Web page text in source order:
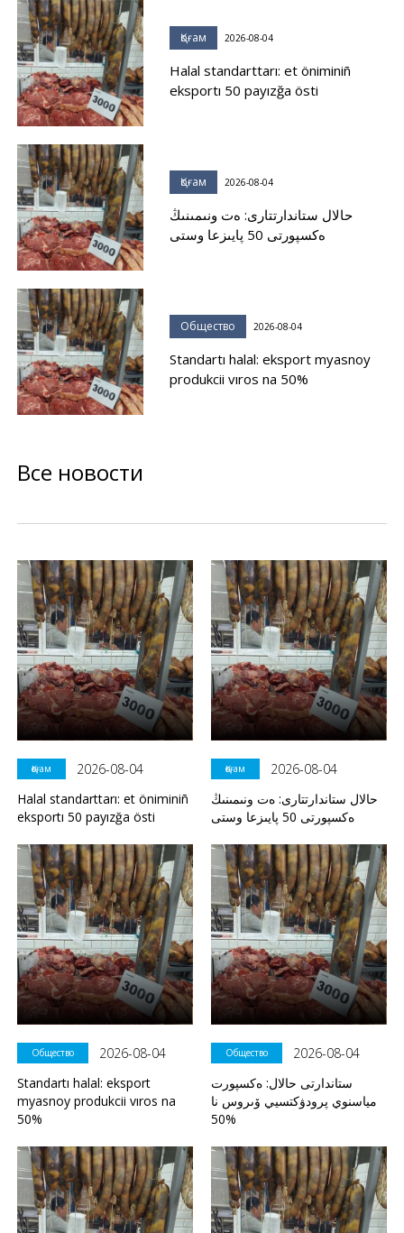
Қоғам 2026-08-04
Halal standarttarı: et öniminiñ
eksportı 50 payızğa östi
Қоғам 2026-08-04
حالال ستاندارتتارى: ەت ونىمىنىڭ
ەكسپورتى 50 پايىزعا وستى
Общество 2026-08-04
Standartı halal: eksport myasnoy
produkcii vıros na 50%
Все новости
Қоғам
2026-08-04
Halal standarttarı: et öniminiñ
eksportı 50 payızğa östi
Қоғам
2026-08-04
حالال ستاندارتتارى: ەت ونىمىنىڭ
ەكسپورتى 50 پايىزعا وستى
Общество
2026-08-04
Standartı halal: eksport
myasnoy produkcii vıros na
50%
Общество
2026-08-04
ستاندارتى حالال: ەكسپورت
مياسنوي پرودۋكتسيي ۆىروس نا
50%